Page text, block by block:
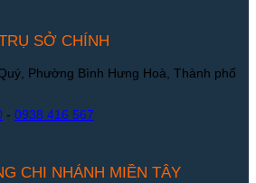
SỞ CHÍNH
Phường Bình Hưng Hoà, Thành phố
- 0938 416 567
CHI NHÁNH MIỀN TÂY